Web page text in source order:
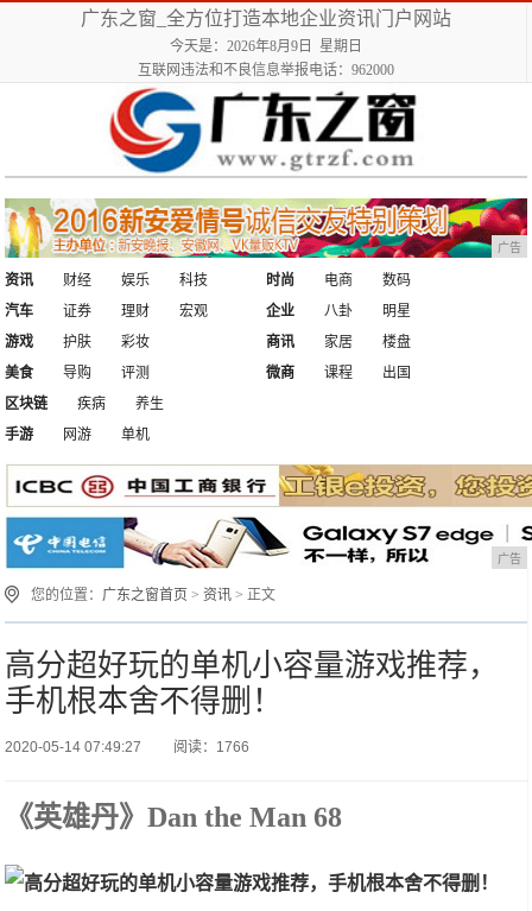
广东之窗_全方位打造本地企业资讯门户网站
今天是：2026年8月9日 星期日
互联网违法和不良信息举报电话：962000
广告
资讯 财经 娱乐
科技
汽车
证券 理财 宏观
时尚 电商
数码
企业
八卦
明星
游戏
护肤
彩妆
美食
导购 评测
商讯 家居
楼盘
微商
课程
出国
区块链
疾病
养生
手游
网游 单机
广告
您的位置： 广东之窗首页 >资讯 > 正文
高分超好玩的单机小容量游戏推荐，
手机根本舍不得删！
2020-05-14 07:49:27 阅读：1766
《英雄丹》Dan the Man 68